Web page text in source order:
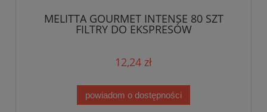
MELITTA GOURMET INTENSE 80 SZT
FILTRY DO EKSPRESÓW
12,24 zł
powiadom o dostępności